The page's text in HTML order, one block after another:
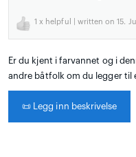
1 x helpful | written on 15.
Er du kjent i farvannet og i
andre båtfolk om du legger til
📜 Legg inn beskrivelse